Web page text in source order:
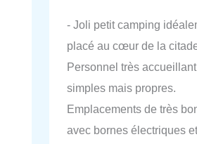
- Joli petit camping
placé au cœur de la
Personnel très
simples mais propres.
Emplacements de très
avec bornes électriques